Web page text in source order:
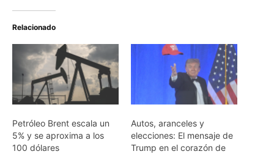
Relacionado
Petróleo Brent escala un
5% y se aproxima a los
100 dólares
Autos, aranceles y
elecciones: El mensaje de
Trump en el corazón de